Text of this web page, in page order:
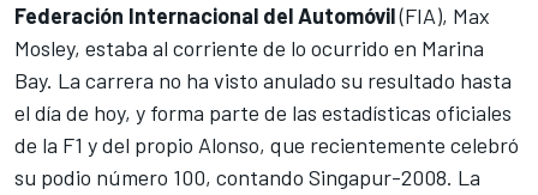
Federación Internacional del Automóvil(FIA), Max
Mosley, estaba al corriente de lo ocurrido en Marina
Bay. La carrera no ha visto anulado su resultado hasta
el día de hoy, y forma parte de las estadísticas oficiales
de la F1 y del propio Alonso, que recientemente celebró
su podio número 100, contando Singapur-2008. La